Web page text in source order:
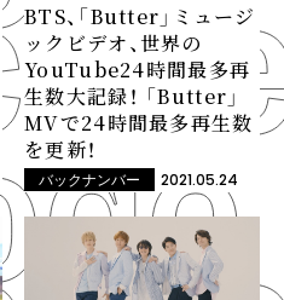
BTS、「Butter」ミュージ
ックビデオ、世界の
YouTube24時間最多再
生数大記録！ 「Butter」
MVで24時間最多再生数
を更新！
バックナンバー 2021.05.24